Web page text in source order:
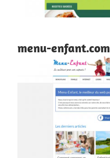
menu-enfant.com